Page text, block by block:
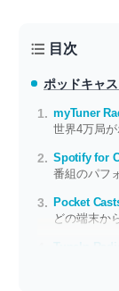
目次
ポッドキャ
myTuner
Spotify for
番組のパフ
Pocket